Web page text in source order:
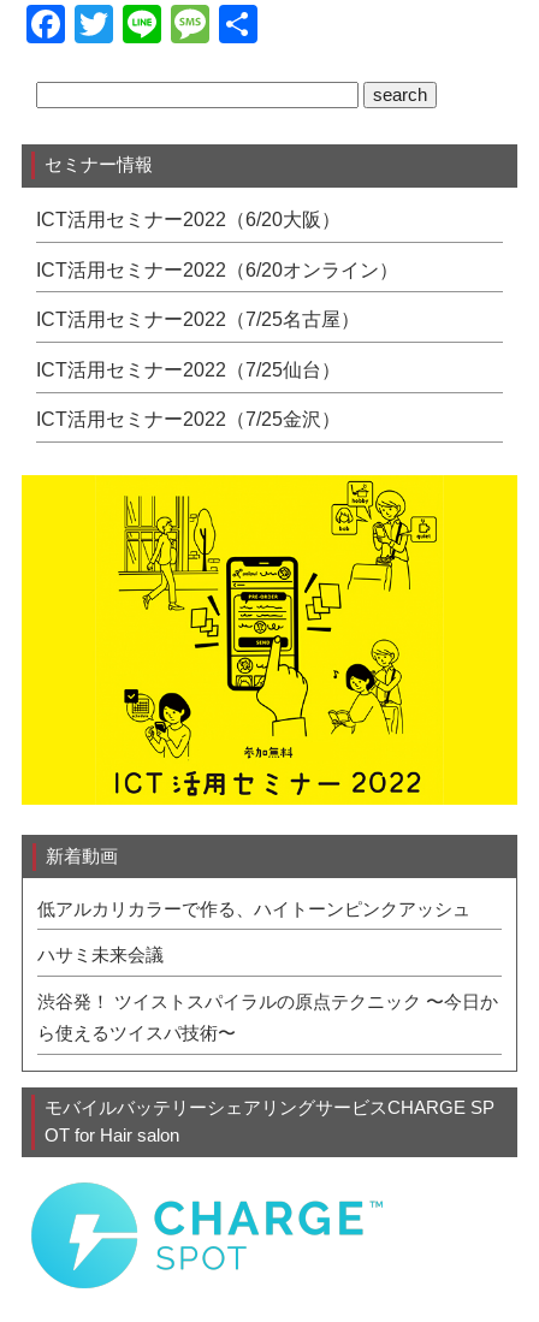
F
c
e
b
o
o
k
T
tt
er
Li
e
M
ss
a
g
e
セミナー情報
ICT活用セミナー2022（6/20大阪）
ICT活用セミナー2022（6/20オンライン）
ICT活用セミナー2022（7/25名古屋）
ICT活用セミナー2022（7/25仙台）
ICT活用セミナー2022（7/25金沢）
新着動画
低アルカリカラーで作る、ハイトーンピンクアッシュ
ハサミ未来会議
渋谷発！ ツイストスパイラルの原点テクニック 〜今日か
ら使えるツイスパ技術〜
モバイルバッテリーシェアリングサービスCHARGE SP
OT for Hair salon